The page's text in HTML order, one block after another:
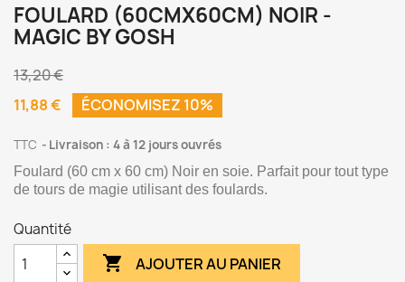
FOULARD (60CMX60CM) NOIR -
MAGIC BY GOSH
13,20 €
11,88 €
ÉCONOMISEZ 10%
TTC Livraison : 4 à 12 jours ouvrés
Foulard (60 cm x 60 cm) Noir en soie. Parfait pour tout type
de tours de magie utilisant des foulards.
Quantité
 AJOUTER AU PANIER